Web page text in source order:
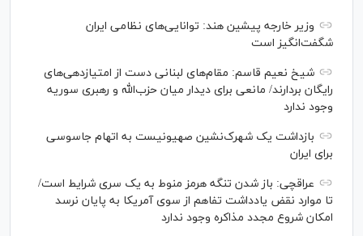
وزیر خارجه پیشین هند: توانایی‌های نظامی ایران
شگفت‌انگیز است
شیخ نعیم قاسم: مقام‌های لبنانی دست از امتیازدهی‌های
رایگان بردارند/ مانعی برای دیدار میان حزب‌الله و رهبری سوریه
وجود ندارد
بازداشت یک شهرک‌نشین صهیونیست به اتهام جاسوسی
برای ایران
عراقچی: باز شدن تنگه هرمز منوط به یک سری شرایط است/
تا موارد نقض یادداشت تفاهم از سوی آمریکا به پایان نرسد
امکان شروع مجدد مذاکره وجود ندارد